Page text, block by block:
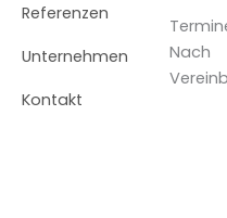
Referenzen
Unternehmen
Kontakt
Nach